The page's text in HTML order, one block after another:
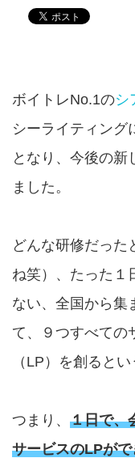
ボイトレNo.1のシ
シーライティング
となり、今後の新
ました。
どんな研修だった
ね笑）、たった１
ない、全国から集
て、９つすべての
（LP）を創るとい
つまり、 １日で、
サービスのLPが